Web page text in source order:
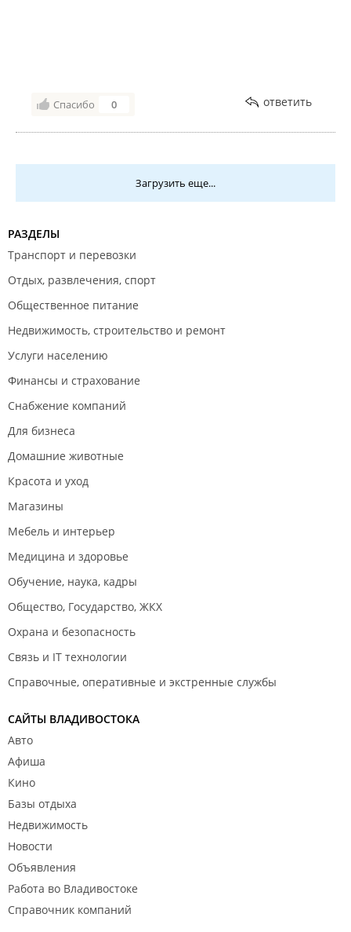
Спасибо 0 ответить
Загрузить еще...
РАЗДЕЛЫ
Транспорт и перевозки
Отдых, развлечения, спорт
Общественное питание
Недвижимость, строительство и ремонт
Услуги населению
Финансы и страхование
Снабжение компаний
Для бизнеса
Домашние животные
Красота и уход
Магазины
Мебель и интерьер
Медицина и здоровье
Обучение, наука, кадры
Общество, Государство, ЖКХ
Охрана и безопасность
Связь и IT технологии
Справочные, оперативные и экстренные службы
САЙТЫ ВЛАДИВОСТОКА
Авто
Афиша
Кино
Базы отдыха
Недвижимость
Новости
Объявления
Работа во Владивостоке
Справочник компаний